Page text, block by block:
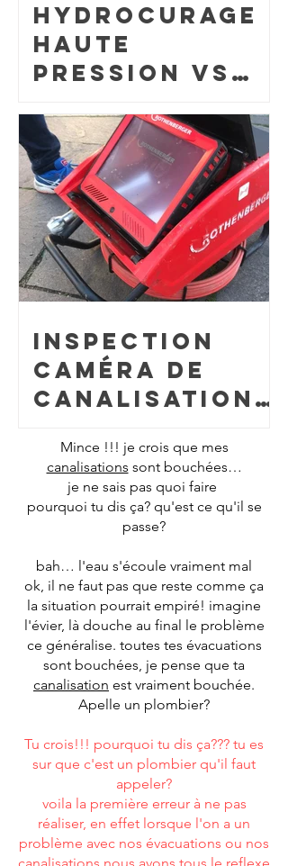
Hydrocurage
haute
pression vs
électrique :
Lequel choisir
pour votre
bouchon ?
L'avis d'un pro
du 77.
Inspection
caméra de
canalisation :
lisons les
images pour
un diagnostic
100% fiable.
Mince !!! je crois que mes
canalisations sont bouchées…
je ne sais pas quoi faire
pourquoi tu dis ça? qu'est ce qu'il se
passe?
bah… l'eau s'écoule vraiment mal
ok, il ne faut pas que reste comme ça
la situation pourrait empiré! imagine
l'évier, là douche au final le problème
ce généralise. toutes tes évacuations
sont bouchées, je pense que ta
canalisation est vraiment bouchée.
Apelle un plombier?
Tu crois!!! pourquoi tu dis ça??? tu es
sur que c'est un plombier qu'il faut
appeler?
voila la première erreur à ne pas
réaliser, en effet lorsque l'on a un
problème avec nos évacuations ou nos